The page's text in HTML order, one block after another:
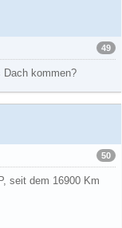
49
Dach kommen?
50
seit dem 16900 Km